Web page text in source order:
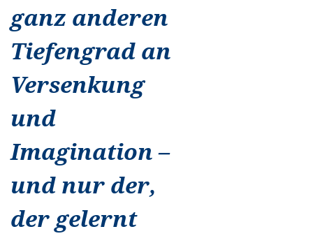
ganz anderen
Tiefengrad an
Versenkung
und
Imagination –
und nur der,
der gelernt